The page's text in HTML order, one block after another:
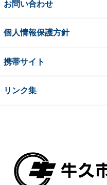
お問い合わせ
個人情報保護方針
携帯サイト
リンク集